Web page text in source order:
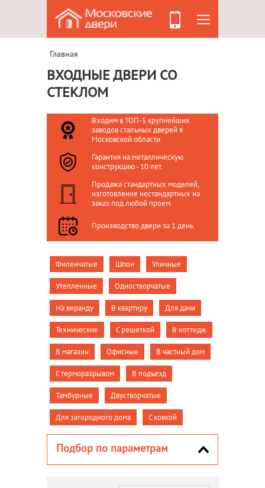
Главная
ВХОДНЫЕ ДВЕРИ СО
СТЕКЛОМ
Входим в ТОП-5 крупнейших
заводов стальных дверей в
Московской области.
Гарантия на металлическую
конструкцию - 10 лет.
Продажа стандартных моделей,
изготовление нестандартных на
заказ под любой проем.
Производство двери за 1 день.
Филенчатые Шпон Уличные
Утепленные Одностворчатые
На веранду В квартиру Для дачи
Технические С решеткой В коттедж
В магазин Офисные В частный дом
С терморазрывом В подъезд
Тамбурные Двустворчатые
Для загородного дома С ковкой
Подбор по параметрам